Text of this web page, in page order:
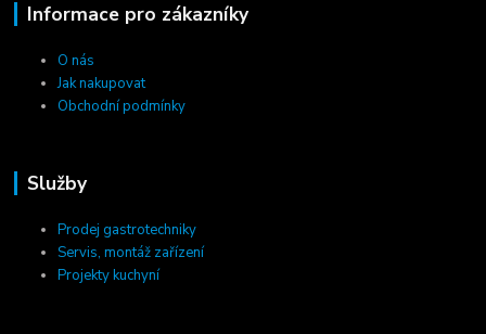
Informace pro zákazníky
O nás
Jak nakupovat
Obchodní podmínky
Služby
Prodej gastrotechniky
Servis, montáž zařízení
Projekty kuchyní